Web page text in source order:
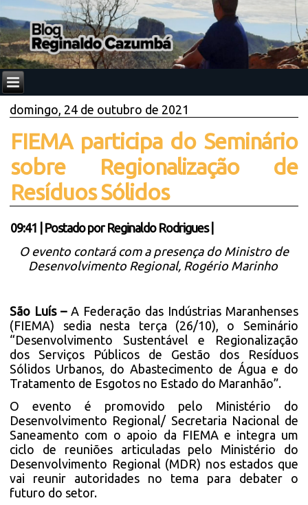
domingo, 24 de outubro de 2021
FIEMA participa do Seminário
sobre Regionalização de
Resíduos Sólidos
09:41 Postado por Reginaldo Rodrigues
O evento contará com a presença do Ministro de
Desenvolvimento Regional, Rogério Marinho
São Luís –A Federação das Indústrias Maranhenses
(FIEMA) sedia nesta terça (26/10), o Seminário
“Desenvolvimento Sustentável e Regionalização
dos Serviços Públicos de Gestão dos Resíduos
Sólidos Urbanos, do Abastecimento de Água e do
Tratamento de Esgotos no Estado do Maranhão”.
O evento é promovido pelo Ministério do
Desenvolvimento Regional/ Secretaria Nacional de
Saneamento com o apoio da FIEMA e integra um
ciclo de reuniões articuladas pelo Ministério do
Desenvolvimento Regional (MDR) nos estados que
vai reunir autoridades no tema para debater o
futuro do setor.